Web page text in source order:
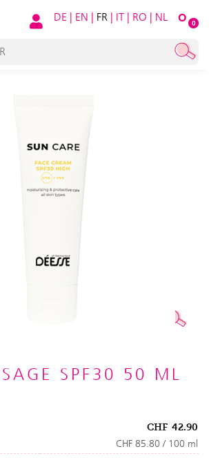
O 0
DE | EN | FR | IT | RO | NL
SPF30 50 ML
CHF 42.90
CHF 85.80 / 100 ml